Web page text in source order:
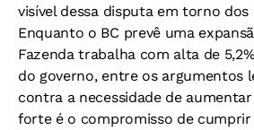
visível dessa disputa em torno dos
Enquanto o BC prevê uma
Fazenda trabalha com alta de
do governo, entre os argumentos
contra a necessidade de
forte é o compromisso de cumprir